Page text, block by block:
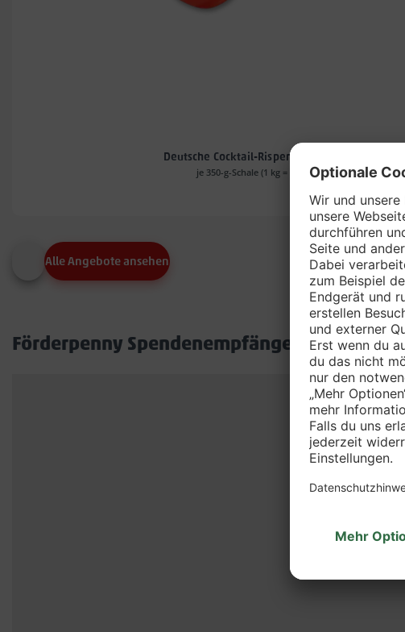
Deutsche Cocktail-Rispentomaten*
je 350-g-Schale (1 kg = 4.54)
Alle Angebote ansehen
Förderpenny Spendenempfänger in deinem